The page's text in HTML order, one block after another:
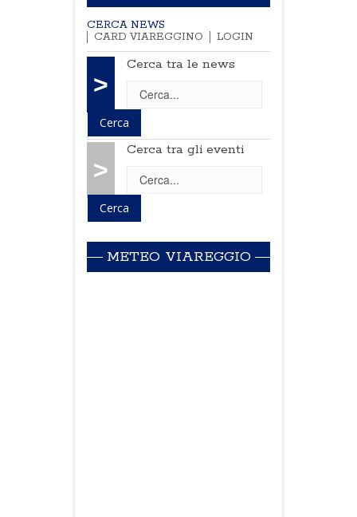
CERCA NEWS
CARD VIAREGGINO
LOGIN
>
Cerca tra le news
>
Cerca tra gli eventi
METEO VIAREGGIO